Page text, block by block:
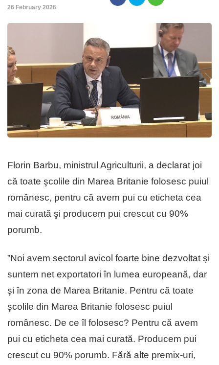
,26 February 2026
Florin Barbu, ministrul Agriculturii, a declarat joi
că toate şcolile din Marea Britanie folosesc puiul
românesc, pentru că avem pui cu eticheta cea
mai curată şi producem pui crescut cu 90%
porumb.
”Noi avem sectorul avicol foarte bine dezvoltat şi
suntem net exportatori în lumea europeană, dar
şi în zona de Marea Britanie. Pentru că toate
şcolile din Marea Britanie folosesc puiul
românesc. De ce îl folosesc? Pentru că avem
pui cu eticheta cea mai curată. Producem pui
crescut cu 90% porumb. Fără alte premix-uri,